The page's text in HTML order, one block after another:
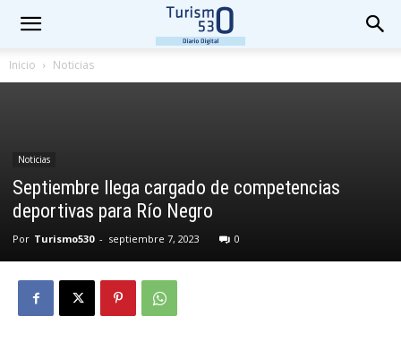
Inicio Noticias
Noticias
Septiembre llega cargado de competencias
deportivas para Río Negro
Por Turismo530 - septiembre 7, 2023 0